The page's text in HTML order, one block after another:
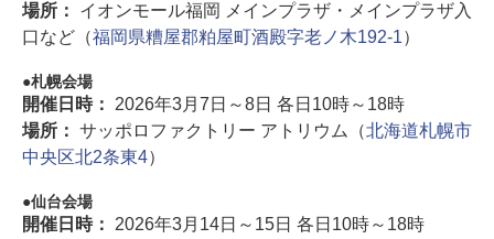
場所： イオンモール福岡 メインプラザ・メインプラザ入
口など（福岡県糟屋郡粕屋町酒殿字老ノ木192-1）
札幌会場
開催日時： 2026年3月7日～8日 各日10時～18時
場所： サッポロファクトリー アトリウム（北海道札幌市
中央区北2条東4）
仙台会場
開催日時： 2026年3月14日～15日 各日10時～18時